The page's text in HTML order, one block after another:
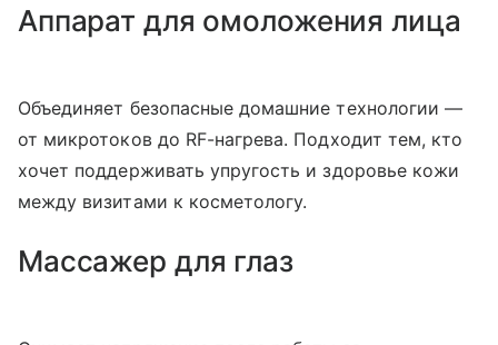
Аппарат для омоложения лица
Объединяет безопасные домашние технологии —
от микротоков до RF-нагрева. Подходит тем, кто
хочет поддерживать упругость и здоровье кожи
между визитами к косметологу.
Массажер для глаз